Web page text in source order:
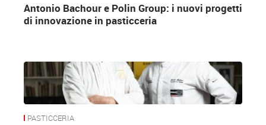
Antonio Bachour e Polin Group: i nuovi progetti
di innovazione in pasticceria
PASTICCERIA